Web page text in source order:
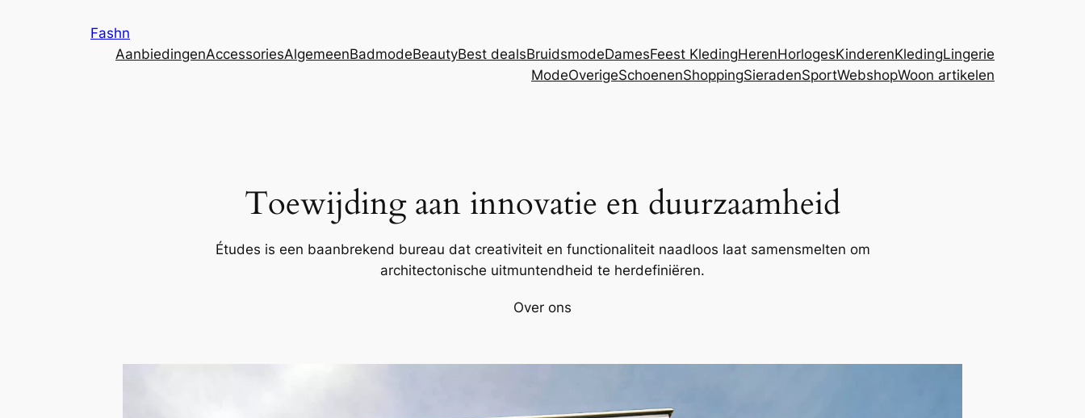
Fashn
AanbiedingenAccessoriesAlgemeenBadmodeBeautyBest dealsBruidsmodeDamesFeest KledingHerenHorlogesKinderenKledingLingerie
ModeOverigeSchoenenShoppingSieradenSportWebshopWoon artikelen
Toewijding aan innovatie en duurzaamheid
Études is een baanbrekend bureau dat creativiteit en functionaliteit naadloos laat samensmelten om
architectonische uitmuntendheid te herdefiniëren.
Over ons